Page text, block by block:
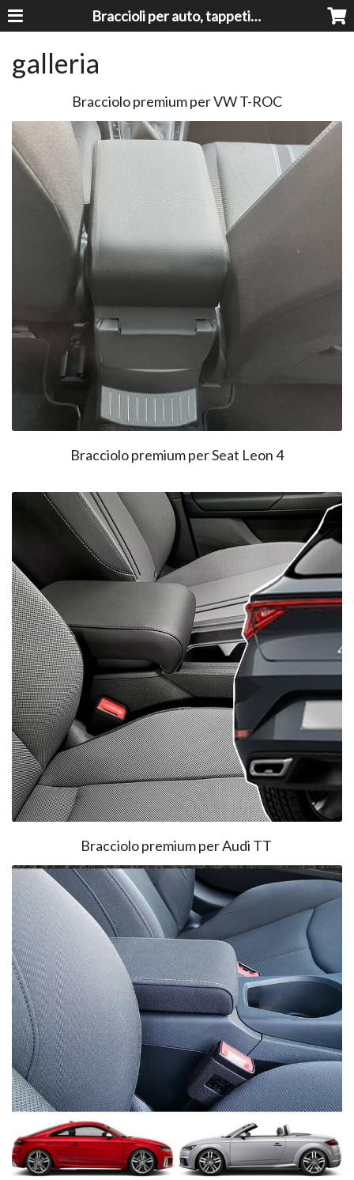
Braccioli per auto, tappeti auto, accessori auto MADE IN ITALY - Armrests, Mittelarmlehnen, Accoundoirs
galleria
Bracciolo premium per VW T-ROC
Bracciolo premium per Seat Leon 4
Bracciolo premium per Audi TT